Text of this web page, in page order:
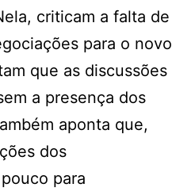
criticam a falta de
para o novo
que as discussões
a presença dos
aponta que,
dos
para